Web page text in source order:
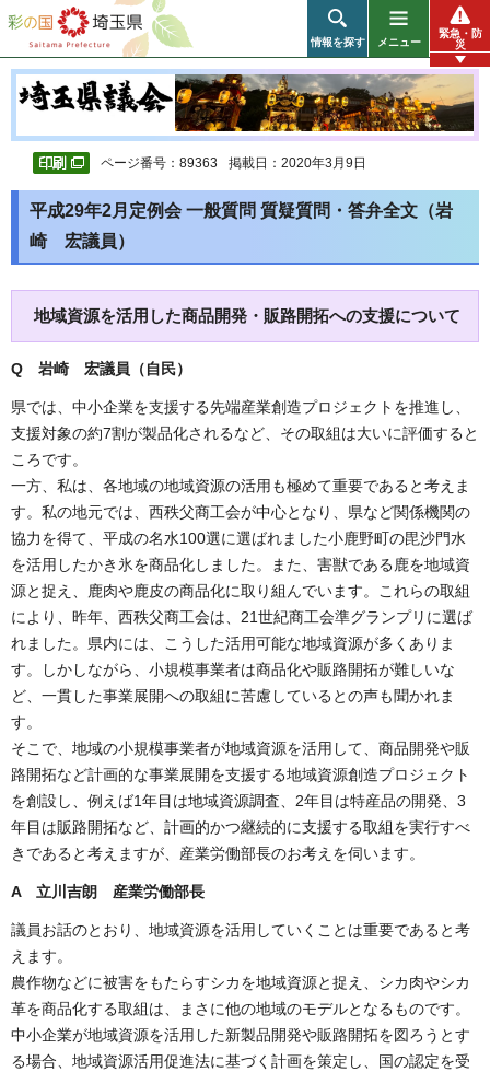
彩の国 埼玉県
情報を探す メニュー
緊急・防
災
ページ番号：89363 掲載日：2020年3月9日
平成29年2月定例会 一般質問 質疑質問・答弁全文（岩
崎 宏議員）
地域資源を活用した商品開発・販路開拓への支援について
Q 岩崎 宏議員（自民）
県では、中小企業を支援する先端産業創造プロジェクトを推進し、
支援対象の約7割が製品化されるなど、その取組は大いに評価すると
ころです。
一方、私は、各地域の地域資源の活用も極めて重要であると考えま
す。私の地元では、西秩父商工会が中心となり、県など関係機関の
協力を得て、平成の名水100選に選ばれました小鹿野町の毘沙門水
を活用したかき氷を商品化しました。また、害獣である鹿を地域資
源と捉え、鹿肉や鹿皮の商品化に取り組んでいます。これらの取組
により、昨年、西秩父商工会は、21世紀商工会準グランプリに選ば
れました。県内には、こうした活用可能な地域資源が多くありま
す。しかしながら、小規模事業者は商品化や販路開拓が難しいな
ど、一貫した事業展開への取組に苦慮しているとの声も聞かれま
す。
そこで、地域の小規模事業者が地域資源を活用して、商品開発や販
路開拓など計画的な事業展開を支援する地域資源創造プロジェクト
を創設し、例えば1年目は地域資源調査、2年目は特産品の開発、3
年目は販路開拓など、計画的かつ継続的に支援する取組を実行すべ
きであると考えますが、産業労働部長のお考えを伺います。
A 立川吉朗 産業労働部長
議員お話のとおり、地域資源を活用していくことは重要であると考
えます。
農作物などに被害をもたらすシカを地域資源と捉え、シカ肉やシカ
革を商品化する取組は、まさに他の地域のモデルとなるものです。
中小企業が地域資源を活用した新製品開発や販路開拓を図ろうとす
る場合、地域資源活用促進法に基づく計画を策定し、国の認定を受